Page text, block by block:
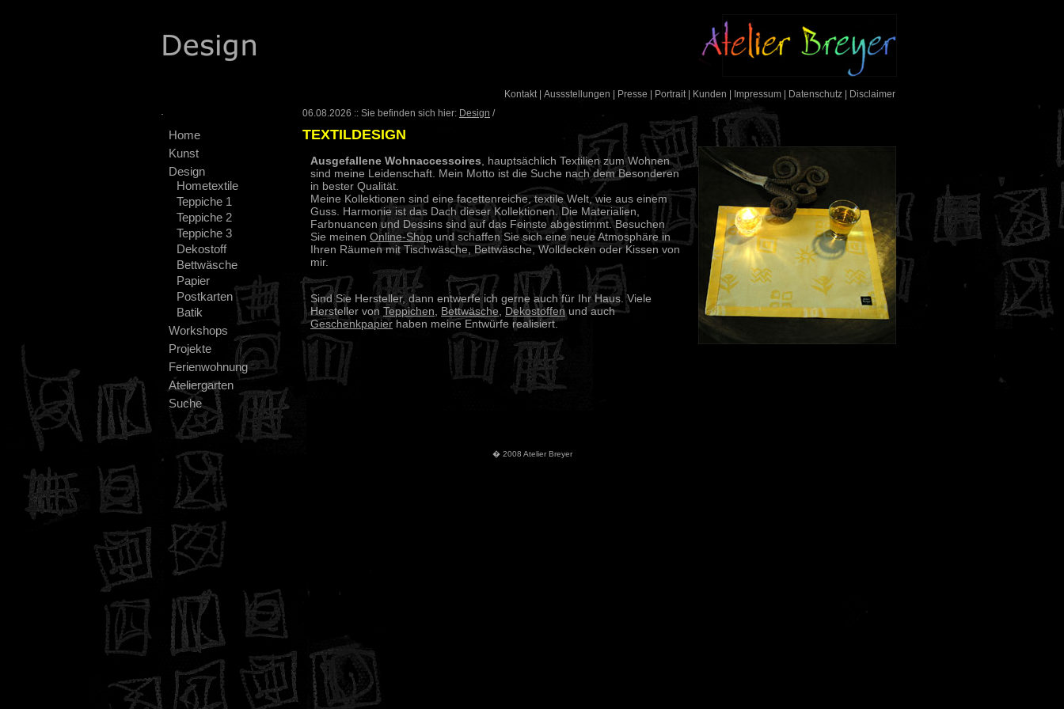
Kontakt| Aussstellungen Presse Portrait| Kunden Impressum Datenschutz Disclaimer
Home
Kunst
Design
Hometextile
Teppiche 1
Teppiche 2
Teppiche 3
Dekostoff
Bettwäsche
Papier
Postkarten
Batik
Workshops
Projekte
Ferienwohnung
Ateliergarten
Suche
06.08.2026 :: Sie befinden sich hier: Design /
TEXTILDESIGN
Ausgefallene Wohnaccessoires , hauptsächlich Textilien zum Wohnen
sind meine Leidenschaft. Mein Motto ist die Suche nach dem Besonderen
in bester Qualität.
Meine Kollektionen sind eine facettenreiche, textile Welt, wie aus einem
Guss. Harmonie ist das Dach dieser Kollektionen. Die Materialien,
Farbnuancen und Dessins sind auf das Feinste abgestimmt. Besuchen
Sie meinen Online-Shop und schaffen Sie sich eine neue Atmosphäre in
Ihren Räumen mit Tischwäsche, Bettwäsche, Wolldecken oder Kissen von
mir.
Sind Sie Hersteller, dann entwerfe ich gerne auch für Ihr Haus. Viele
Hersteller von Teppichen Bettwäsche Dekostoffenund auch
Geschenkpapier haben meine Entwürfe realisiert.
� 2008 Atelier Breyer